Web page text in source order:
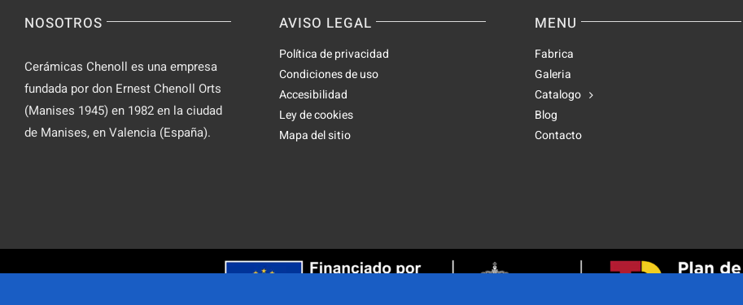
NOSOTROS
Cerámicas Chenoll es una empresa
fundada por don Ernest Chenoll Orts
(Manises 1945) en 1982 en la ciudad
de Manises, en Valencia (España).
AVISO LEGAL
Política de privacidad
Condiciones de uso
Accesibilidad
Ley de cookies
Mapa del sitio
MENU
Fabrica
Galeria
Catalogo
Blog
Contacto